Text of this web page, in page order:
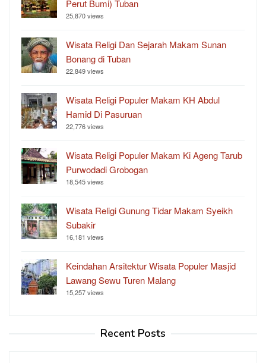
Perut Bumi) Tuban
25,870 views
Wisata Religi Dan Sejarah Makam Sunan
Bonang di Tuban
22,849 views
Wisata Religi Populer Makam KH Abdul
Hamid Di Pasuruan
22,776 views
Wisata Religi Populer Makam Ki Ageng Tarub
Purwodadi Grobogan
18,545 views
Wisata Religi Gunung Tidar Makam Syeikh
Subakir
16,181 views
Keindahan Arsitektur Wisata Populer Masjid
Lawang Sewu Turen Malang
15,257 views
Recent Posts